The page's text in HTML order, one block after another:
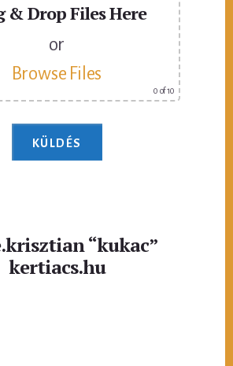
& Drop Files Here
or
Browse Files
0 of 10
“kukac”
kertiacs.hu